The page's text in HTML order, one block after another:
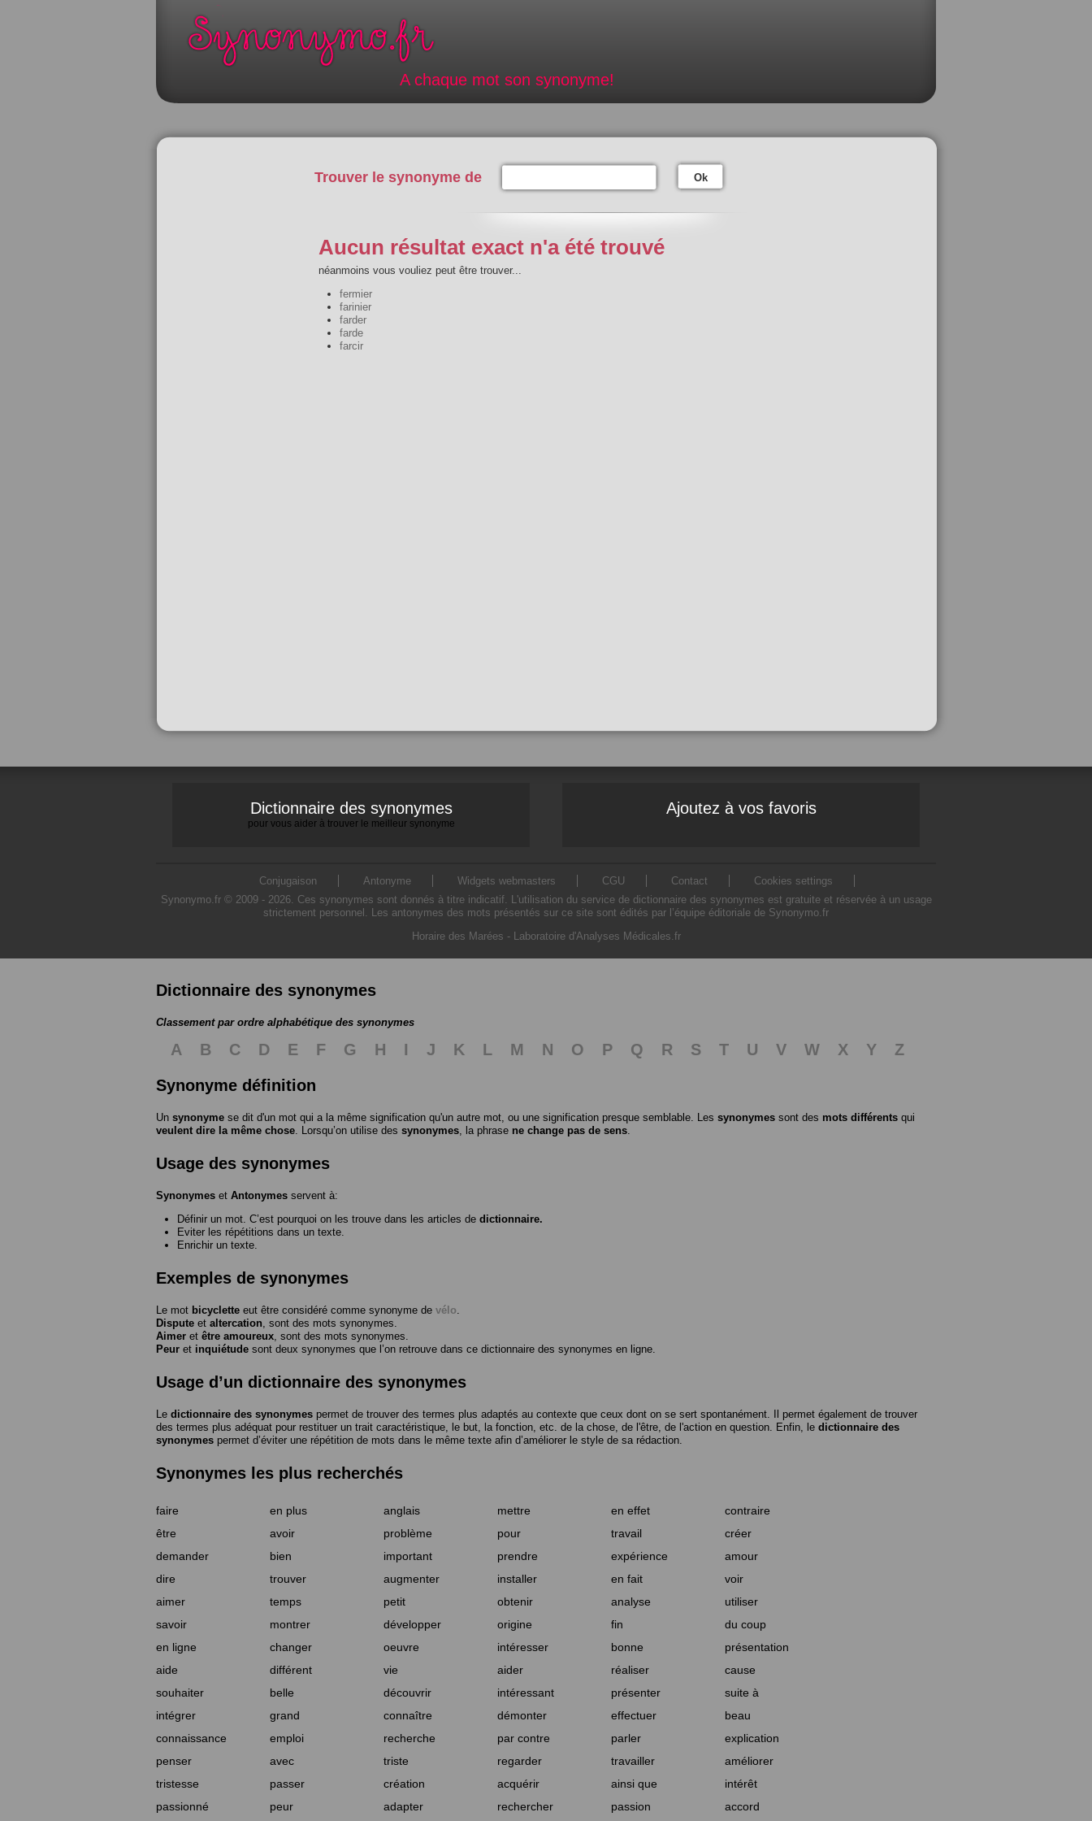
A chaque mot son synonyme!
Trouver le synonyme de Ok
Aucun résultat exact n'a été trouvé
néanmoins vous vouliez peut être trouver...
fermier
farinier
farder
farde
farcir
Dictionnaire des synonymes
pour vous aider à trouver le meilleur synonyme
Ajoutez à vos favoris
Conjugaison Antonyme Widgets webmasters CGU Contact
Cookies settings
Synonymo.fr © 2009 - 2026. Ces synonymes sont donnés à titre indicatif. L'utilisation du service de dictionnaire des synonymes est gratuite et réservée à un usage
strictement personnel. Les antonymes des mots présentés sur ce site sont édités par l’équipe éditoriale de Synonymo.fr
Horaire des Marées - Laboratoire d'Analyses Médicales.fr
Dictionnaire des synonymes
Classement par ordre alphabétique des synonymes
A B C D E F G H I J K L M N O P Q R S T U V W X Y
Z
Synonyme définition
Un synonyme se dit d'un mot qui a la même signification qu'un autre mot, ou une signification presque semblable. Les synonymes sont des mots différents qui
veulent dire la même chose . Lorsqu’on utilise des synonymes , la phrase ne change pas de sens
Usage des synonymes
Synonymes et Antonymes servent à:
Définir un mot. C’est pourquoi on les trouve dans les articles de dictionnaire.
Eviter les répétitions dans un texte.
Enrichir un texte.
Exemples de synonymes
Le mot bicyclette eut être considéré comme synonyme de vélo
Dispute et altercation , sont des mots synonymes.
Aimer et être amoureux , sont des mots synonymes.
Peur et inquiétude sont deux synonymes que l’on retrouve dans ce dictionnaire des synonymes en ligne.
Usage d’un dictionnaire des synonymes
Le dictionnaire des synonymes permet de trouver des termes plus adaptés au contexte que ceux dont on se sert spontanément. Il permet également de trouver
des termes plus adéquat pour restituer un trait caractéristique, le but, la fonction, etc. de la chose, de l'être, de l'action en question. Enfin, le dictionnaire des
synonymes permet d’éviter une répétition de mots dans le même texte afin d’améliorer le style de sa rédaction.
Synonymes les plus recherchés
faire en plus anglais mettre en effet
contraire
être
avoir problème pour travail
créer
demander
bien important prendre expérience
amour
dire
trouver augmenter installer en fait
voir
aimer
temps petit obtenir analyse
utiliser
savoir
montrer développer origine fin
du coup
en ligne
changer oeuvre intéresser bonne
présentation
aide
différent vie aider réaliser
cause
souhaiter
belle découvrir intéressant présenter
suite à
intégrer
grand connaître démonter effectuer
beau
connaissance
emploi recherche par contre parler
explication
penser
avec triste regarder travailler
améliorer
tristesse
passer création acquérir ainsi que
intérêt
passionné
peur adapter rechercher passion accord